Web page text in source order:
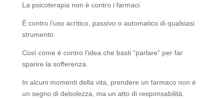
La psicoterapia non è contro i farmaci.
È contro l’uso acritico, passivo o automatico di qualsiasi
strumento.
Così come è contro l’idea che basti “parlare” per far
sparire la sofferenza.
In alcuni momenti della vita, prendere un farmaco non è
un segno di debolezza, ma un atto di responsabilità.